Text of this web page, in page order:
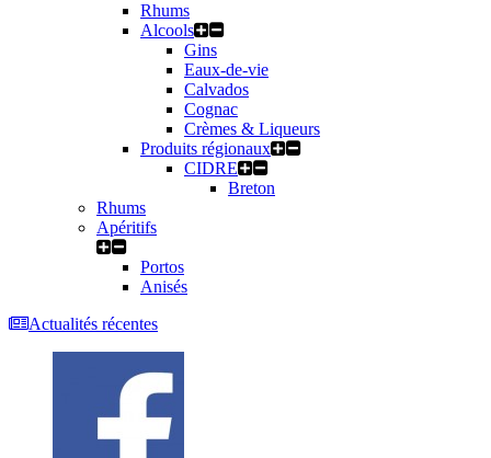
Rhums
Alcools
Gins
Eaux-de-vie
Calvados
Cognac
Crèmes & Liqueurs
Produits régionaux
CIDRE
Breton
Rhums
Apéritifs
Portos
Anisés
Actualités récentes